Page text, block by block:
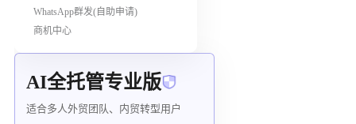
WhatsApp群发(自助申请)
商机中心
AI全托管专业版
适合多人外贸团队、内贸转型用户